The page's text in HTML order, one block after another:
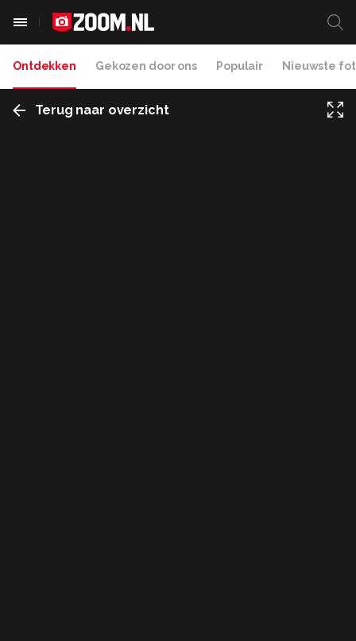
Ontdekken Gekozen door ons Populair Nieuwste
Terug naar overzicht